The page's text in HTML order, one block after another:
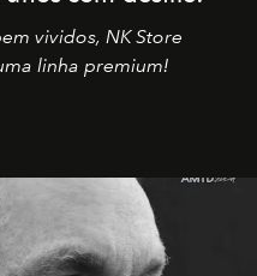
vividos, NK Store
linha premium!